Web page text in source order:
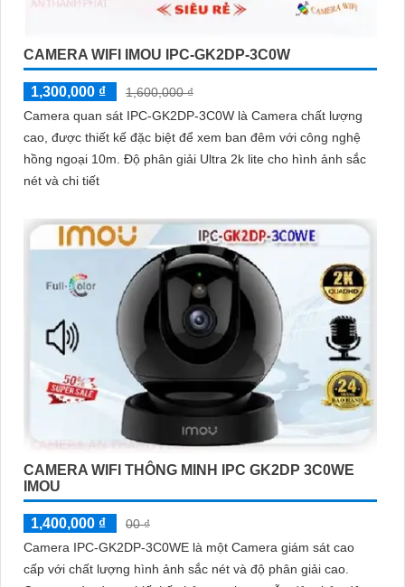
CAMERA WIFI IMOU IPC-GK2DP-3C0W
1,300,000 ₫
1,600,000 ₫
Camera quan sát IPC-GK2DP-3C0W là Camera chất lượng
cao, được thiết kế đặc biệt để xem ban đêm với công nghệ
hồng ngoại 10m. Độ phân giải Ultra 2k lite cho hình ảnh sắc
nét và chi tiết
CAMERA WIFI THÔNG MINH IPC GK2DP 3C0WE
IMOU
1,400,000 ₫
00 ₫
Camera IPC-GK2DP-3C0WE là một Camera giám sát cao
cấp với chất lượng hình ảnh sắc nét và độ phân giải cao.